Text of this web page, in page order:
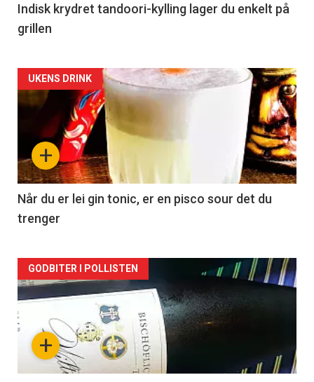
Indisk krydret tandoori-kylling lager du enkelt på
grillen
Forsiden
akkurat
nå
-
2
+
UKENS DRINK
Når du er lei gin tonic, er en pisco sour det du
trenger
Forsiden
akkurat
nå+
GODBITER I POLLISTEN